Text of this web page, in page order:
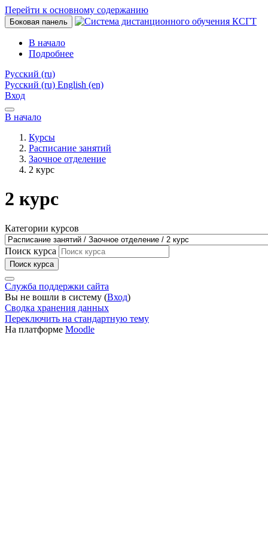
Перейти к основному содержанию
Боковая панель
В начало
Подробнее
Русский ‎(ru)‎
Русский ‎(ru)‎ English ‎(en)‎
Вход
В начало
Курсы
Расписание занятий
Заочное отделение
2 курс
2 курс
Категории курсов
Поиск курса
Поиск курса
Служба поддержки сайта
Вы не вошли в систему (Вход)
Сводка хранения данных
Переключить на стандартную тему
На платформе Moodle